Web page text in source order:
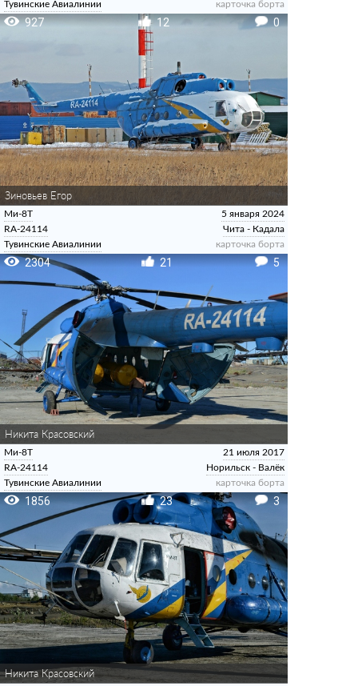
Тувинские Авиалинии карточка борта
927 12 0
Зиновьев Егор
Ми-8Т
RA-24114
Тувинские Авиалинии
5 января 2024
Чита - Кадала
карточка борта
2304 21 5
Никита Красовский
Ми-8Т
RA-24114
Тувинские Авиалинии
21 июля 2017
Норильск - Валёк
карточка борта
1856 23 3
Никита Красовский